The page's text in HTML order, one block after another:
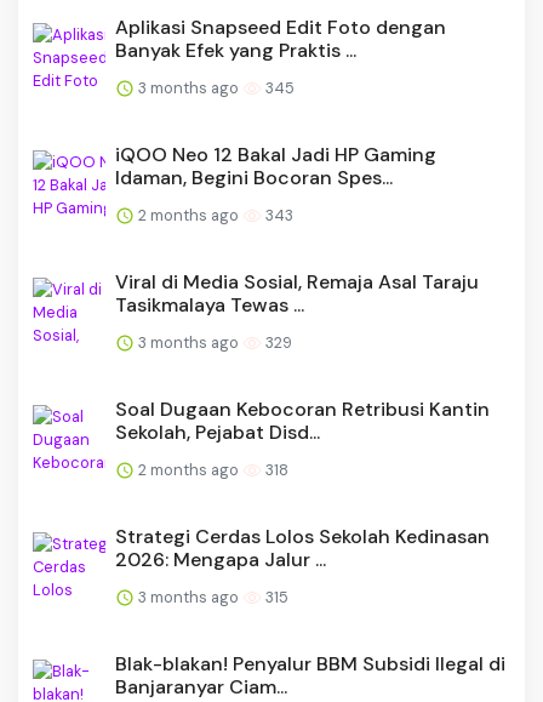
Aplikasi Snapseed Edit Foto dengan
Banyak Efek yang Praktis ...
3 months ago 345
iQOO Neo 12 Bakal Jadi HP Gaming
Idaman, Begini Bocoran Spes...
2 months ago 343
Viral di Media Sosial, Remaja Asal Taraju
Tasikmalaya Tewas ...
3 months ago 329
Soal Dugaan Kebocoran Retribusi Kantin
Sekolah, Pejabat Disd...
2 months ago 318
Strategi Cerdas Lolos Sekolah Kedinasan
2026: Mengapa Jalur ...
3 months ago 315
Blak-blakan! Penyalur BBM Subsidi Ilegal di
Banjaranyar Ciam...